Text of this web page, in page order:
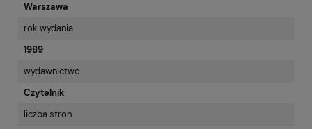
Warszawa
rok wydania
1989
wydawnictwo
Czytelnik
liczba stron